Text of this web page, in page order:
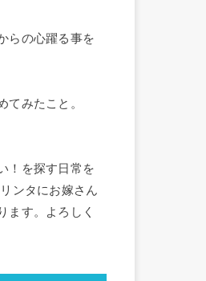
らの心躍る事を
てみたこと。
！を探す日常を
ンタにお嫁さん
ます。よろしく